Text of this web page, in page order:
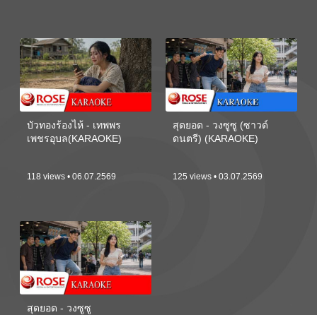
บัวทองร้องไห้ - เทพพร
เพชรอุบล(KARAOKE)
118 views • 06.07.2569
สุดยอด - วงซูซู (ซาวด์
ดนตรี) (KARAOKE)
125 views • 03.07.2569
สุดยอด - วงซูซู